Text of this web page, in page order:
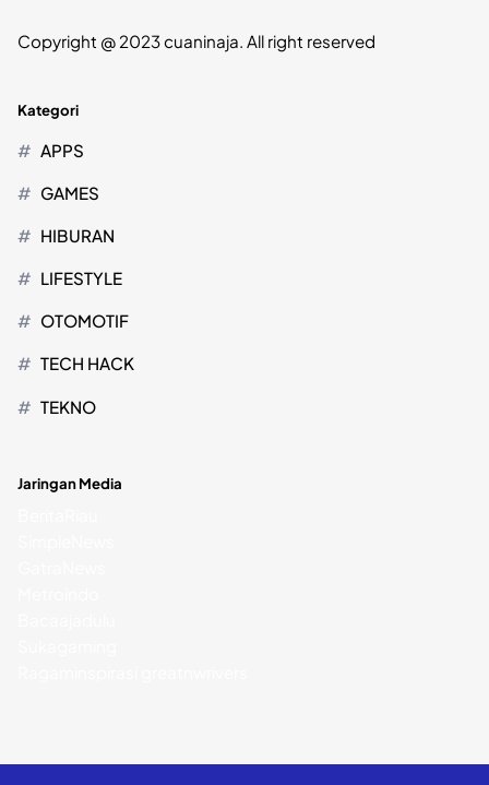
Copyright @ 2023 cuaninaja. All right reserved
Kategori
APPS
GAMES
HIBURAN
LIFESTYLE
OTOMOTIF
TECH HACK
TEKNO
Jaringan Media